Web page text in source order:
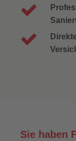
Sie haben